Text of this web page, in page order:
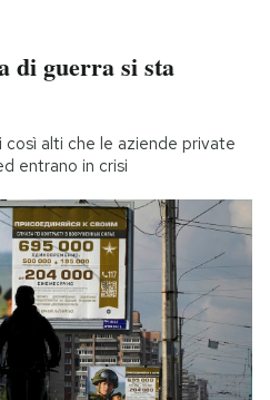
di guerra si sta
alti che le aziende private
entrano in crisi